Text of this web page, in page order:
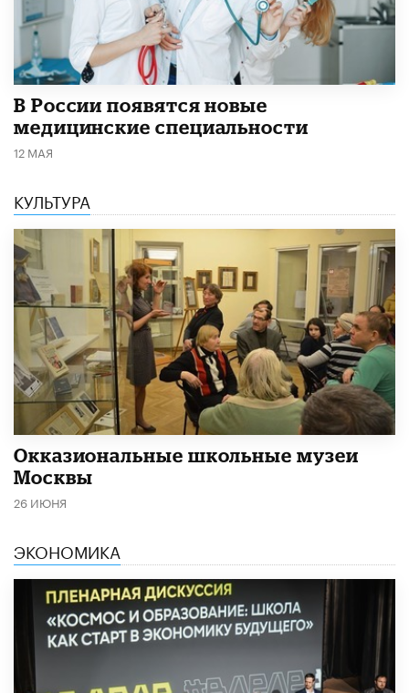
В России появятся новые
медицинские специальности
12 МАЯ
КУЛЬТУРА
​Окказиональные школьные музеи
Москвы
26 ИЮНЯ
ЭКОНОМИКА